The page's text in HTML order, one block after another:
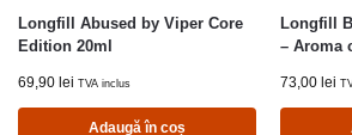
Longfill Abused by Viper Core
Edition 20ml
69,90 lei TVA inclus
Adaugă în coș
Longfill
– Aroma
73,00 lei